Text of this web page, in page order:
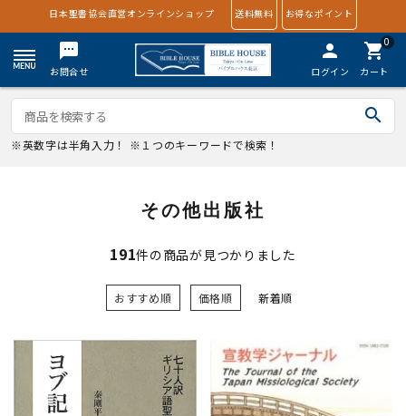
日本聖書協会直営オンラインショップ 送料無料 お得なポイント
textsms
お問合せ
person
ログイン
0
shopping_cart
カート
search
※英数字は半角入力！ ※１つのキーワードで検索！
その他出版社
191件の商品が見つかりました
おすすめ順 価格順 新着順